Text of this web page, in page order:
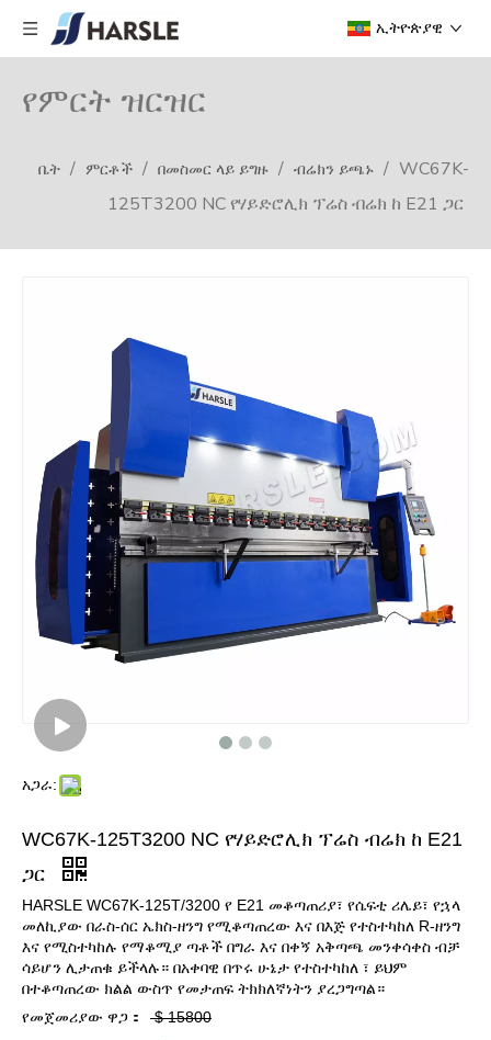
ኢትዮጵያዊ
የምርት ዝርዝር
ቤት / ምርቶች / በመስመር ላይ ይግዙ / ብሬክን ይጫኑ / WC67K-
125T3200 NC የሃይድሮሊክ ፕሬስ ብሬክ ከ E21 ጋር
አጋራ:
WC67K-125T3200 NC የሃይድሮሊክ ፕሬስ ብሬክ ከ E21
ጋር
HARSLE WC67K-125T/3200 የ E21 መቆጣጠሪያ፣ የሴፍቲ ሪሌይ፣ የኋላ
መለኪያው በራስ-ሰር ኤክስ-ዘንግ የሚቆጣጠረው እና በእጅ የተስተካከለ R-ዘንግ
እና የሚስተካከሉ የማቆሚያ ጣቶች በግራ እና በቀኝ አቅጣጫ መንቀሳቀስ ብቻ
ሳይሆን ሊታጠቁ ይችላሉ። በአቀባዊ በጥሩ ሁኔታ የተስተካከለ ፣ ይህም
በተቆጣጠረው ክልል ውስጥ የመታጠፍ ትክክለኛነትን ያረጋግጣል።
የመጀመሪያው ዋጋ：
$ 15800